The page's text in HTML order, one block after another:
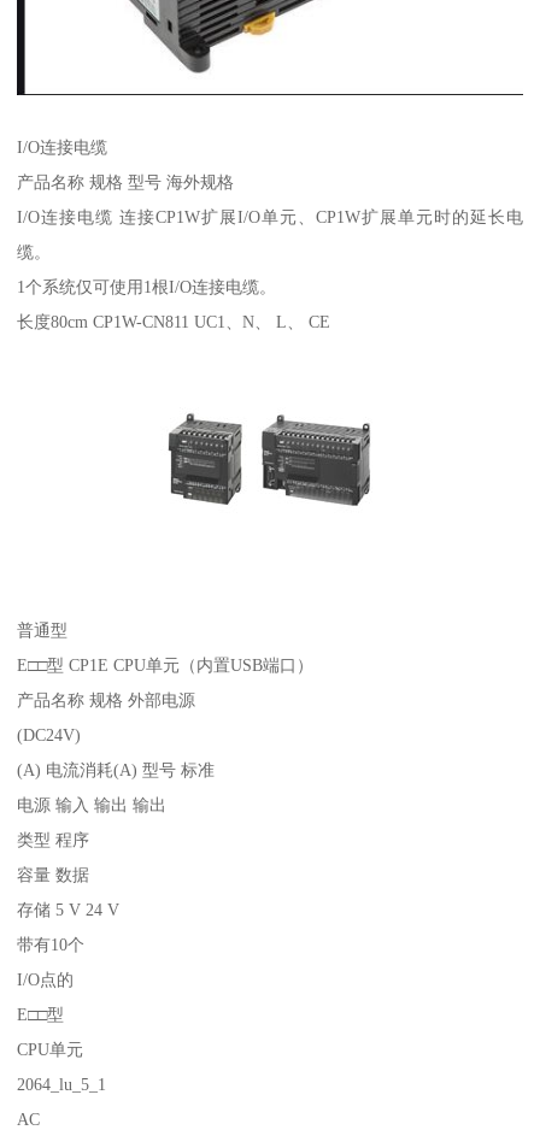
I/O连接电缆
产品名称 规格 型号 海外规格
I/O连接电缆 连接CP1W扩展I/O单元、CP1W扩展单元时的延长电
缆。
1个系统仅可使用1根I/O连接电缆。
长度80cm CP1W-CN811 UC1、N、 L、 CE
普通型
E□□型 CP1E CPU单元（内置USB端口）
产品名称 规格 外部电源
(DC24V)
(A) 电流消耗(A) 型号 标准
电源 输入 输出 输出
类型 程序
容量 数据
存储 5 V 24 V
带有10个
I/O点的
E□□型
CPU单元
2064_lu_5_1
AC